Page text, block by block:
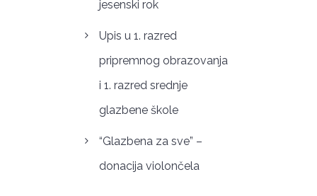
jesenski rok
Upis u 1. razred
pripremnog obrazovanja
i 1. razred srednje
glazbene škole
“Glazbena za sve” –
donacija violončela